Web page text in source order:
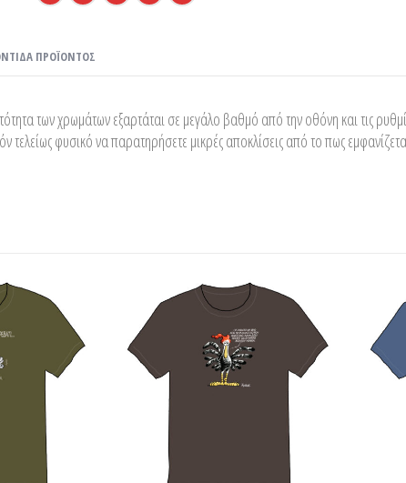
ΠΡΟΪΌΝΤΟΣ
των χρωμάτων εξαρτάται σε μεγάλο βαθμό από την οθόνη και τις
τελείως φυσικό να παρατηρήσετε μικρές αποκλίσεις από το πως